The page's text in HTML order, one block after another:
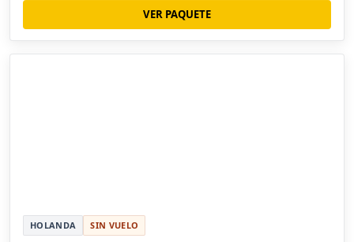
VER PAQUETE
HOLANDA SIN VUELO